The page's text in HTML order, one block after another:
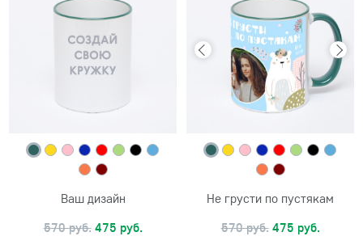
Ваш дизайн
570 руб. 475 руб.
Не грусти по пустякам
570 руб. 475 руб.